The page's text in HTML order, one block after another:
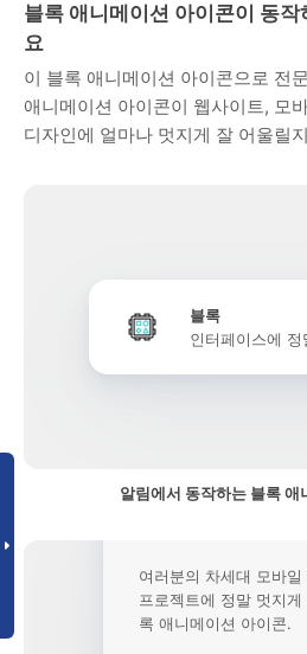
블록 애니메이션 아이콘이 동작
요
이 블록 애니메이션 아이콘으로 전
애니메이션 아이콘이 웹사이트, 모
디자인에 얼마나 멋지게 잘 어울릴
블록
인터페이스에
알림에서 동작하는 블록 애
여러분의 차세대 모바일
프로젝트에 정말 멋지
록 애니메이션 아이콘.